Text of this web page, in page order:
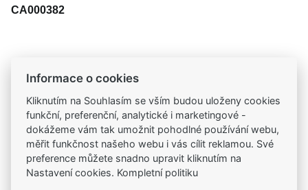
CA000382
Už od roku 2001 jsme součástí vašich příběhů
Široký výběr produktů
Na našem e-shopu máte výběr z tisíců šperků
Garance vysoké kvality
Informace o cookies
Kliknutím na Souhlasím se vším budou uloženy cookies
funkční, preferenční, analytické i marketingové -
dokážeme vám tak umožnit pohodlné používání webu,
měřit funkčnost našeho webu i vás cílit reklamou. Své
preference můžete snadno upravit kliknutím na
Nastavení cookies. Kompletní politiku